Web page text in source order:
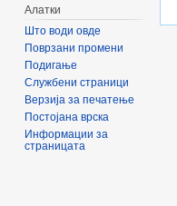
Алатки
Што води овде
Поврзани промени
Подигање
Службени страници
Верзија за печатење
Постојана врска
Информации за
страницата